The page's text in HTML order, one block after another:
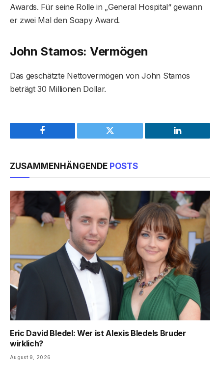
Awards. Für seine Rolle in „General Hospital“ gewann
er zwei Mal den Soapy Award.
John Stamos: Vermögen
Das geschätzte Nettovermögen von John Stamos
beträgt 30 Millionen Dollar.
Facebook Twitter LinkedIn
ZUSAMMENHÄNGENDE POSTS
Eric David Bledel: Wer ist Alexis Bledels Bruder
wirklich?
August 9, 2026